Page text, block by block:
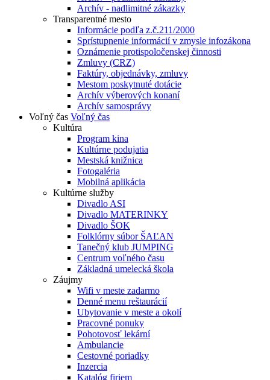
Archív - nadlimitné zákazky
Transparentné mesto
Informácie podľa z.č.211/2000
Sprístupnenie informácií v zmysle infozákona
Oznámenie protispoločenskej činnosti
Zmluvy (CRZ)
Faktúry, objednávky, zmluvy
Mestom poskytnuté dotácie
Archív výberových konaní
Archív samosprávy
Voľný čas Voľný čas
Kultúra
Program kina
Kultúrne podujatia
Mestská knižnica
Fotogaléria
Mobilná aplikácia
Kultúrne služby
Divadlo ASI
Divadlo MATERINKY
Divadlo ŠOK
Folklórny súbor ŠAĽAN
Tanečný klub JUMPING
Centrum voľného času
Základná umelecká škola
Záujmy
Wifi v meste zadarmo
Denné menu reštaurácií
Ubytovanie v meste a okolí
Pracovné ponuky
Pohotovosť lekární
Ambulancie
Cestovné poriadky
Inzercia
Katalóg firiem